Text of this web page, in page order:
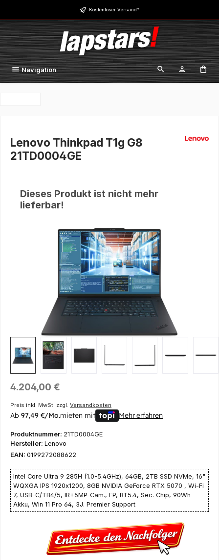
Zum Hauptinhalt springen Kostenloser Versand*
Navigation
Lenovo Thinkpad T1g G8
21TD0004GE
Dieses Produkt ist nicht mehr
lieferbar!
Bildergalerie überspringen
Regulärer Preis:
4.204,00 €
Preis inkl. MwSt. zzgl. Versandkosten
Ab 97,49 €/Mo.mieten mit Mehr erfahren
Produktnummer: 21TD0004GE
Hersteller: Lenovo
EAN: 0199272088622
Intel Core Ultra 9 285H (1.0-5.4GHz), 64GB, 2TB SSD NVMe, 16"
WQXGA IPS 1920x1200, 8GB NVIDIA GeForce RTX 5070 , Wi-Fi
7, USB-C/TB4/5, IR+5MP-Cam., FP, BT5.4, Sec. Chip, 90Wh
Akku, Win 11 Pro 64, 3J. Premier Support